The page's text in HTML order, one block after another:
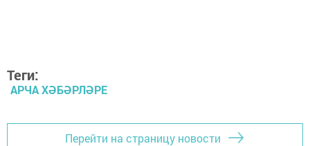
Теги:
АРЧА ХӘБӘРЛӘРЕ
Перейти на страницу новости